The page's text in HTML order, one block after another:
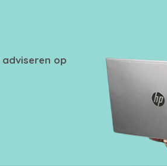
adviseren op